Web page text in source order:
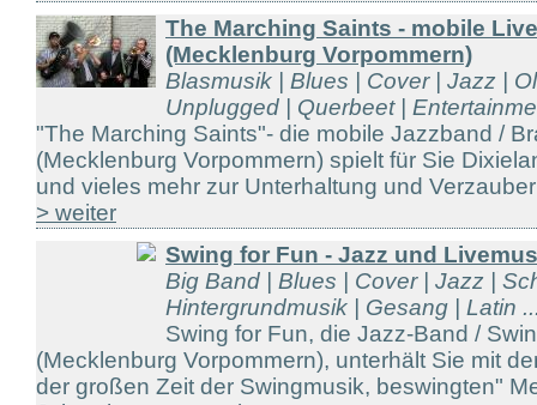
The Marching Saints - mobile
(Mecklenburg Vorpommern)
Blasmusik | Blues | Cover | Jazz |
Unplugged | Querbeet |
"The Marching Saints"- die mobile Jazzband /
(Mecklenburg Vorpommern) spielt für Sie
und vieles mehr zur Unterhaltung und
> weiter
Swing for Fun - Jazz und
Big Band | Blues | Cover | Jazz |
Hintergrundmusik | Gesang | Latin
Swing for Fun, die Jazz-Band /
(Mecklenburg Vorpommern), unterhält Sie mit
der großen Zeit der Swingmusik, beswingten"